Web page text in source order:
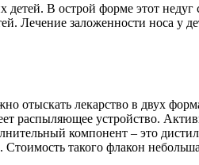
В острой форме этот
Лечение заложенности носа у
отыскать лекарство в двух
распыляющее устройство.
компонент – это
такого флакон